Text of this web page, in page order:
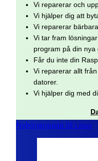
Vi reparerar och
Vi hjälper dig att
Vi reparerar
Vi tar fram
program på din nya
Får du inte din
Vi reparerar allt
datorer.
Vi hjälper dig med
Nybörjarguide till Linux